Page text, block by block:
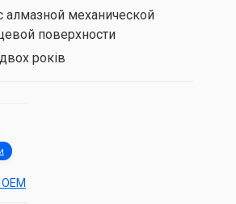
алмазной механической
поверхности
років